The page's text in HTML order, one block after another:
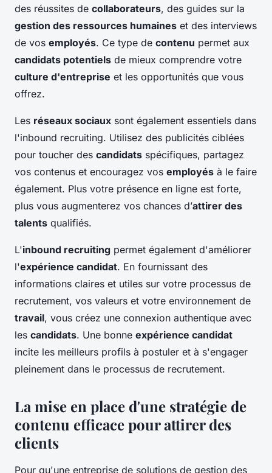
des réussites de collaborateurs, des guides sur la
gestion des ressources humaines et des interviews
de vos employés. Ce type de contenu permet aux
candidats potentiels de mieux comprendre votre
culture d'entreprise et les opportunités que vous
offrez.
Les réseaux sociaux sont également essentiels dans
l'inbound recruiting. Utilisez des publicités ciblées
pour toucher des candidats spécifiques, partagez
vos contenus et encouragez vos employés à le faire
également. Plus votre présence en ligne est forte,
plus vous augmenterez vos chances d’attirer des
talents qualifiés.
L'inbound recruiting permet également d'améliorer
l'expérience candidat. En fournissant des
informations claires et utiles sur votre processus de
recrutement, vos valeurs et votre environnement de
travail, vous créez une connexion authentique avec
les candidats. Une bonne expérience candidat
incite les meilleurs profils à postuler et à s'engager
pleinement dans le processus de recrutement.
La mise en place d'une stratégie de
contenu efficace pour attirer des
clients
Pour qu'une entreprise de solutions de gestion des